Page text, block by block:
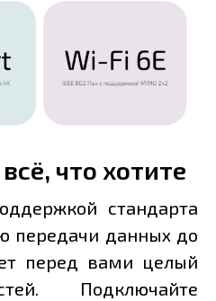
что хотите
стандарта
передачи данных до
перед вами целый
Подключайте